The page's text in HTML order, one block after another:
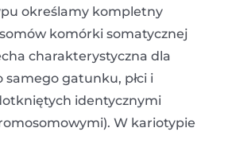
określamy kompletny
komórki somatycznej
charakterystyczna dla
gatunku, płci i
identycznymi
W kariotypie